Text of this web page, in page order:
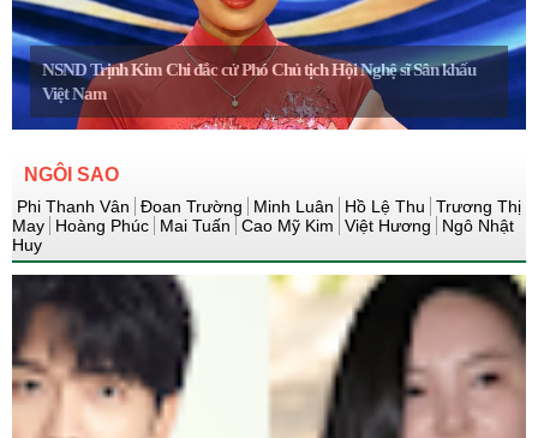
NSND Trịnh Kim Chi đắc cử Phó Chủ tịch Hội Nghệ sĩ Sân khấu
Việt Nam
NGÔI SAO
Phi Thanh Vân Đoan Trường Minh Luân Hồ Lệ Thu
Trương Thị
May
Hoàng Phúc Mai Tuấn Cao Mỹ Kim Việt Hương
Ngô Nhật
Huy